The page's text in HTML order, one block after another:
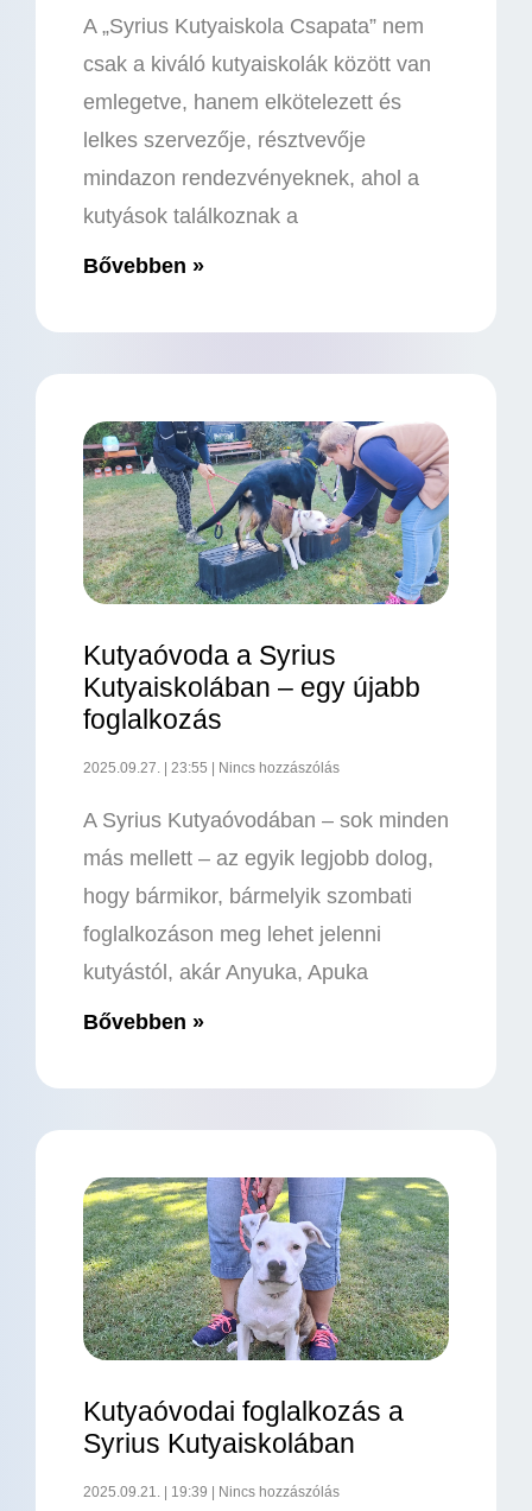
A „Syrius Kutyaiskola Csapata” nem
csak a kiváló kutyaiskolák között van
emlegetve, hanem elkötelezett és
lelkes szervezője, résztvevője
mindazon rendezvényeknek, ahol a
kutyások találkoznak a
Bővebben »
Kutyaóvoda a Syrius
Kutyaiskolában – egy újabb
foglalkozás
2025.09.27. 23:55 Nincs hozzászólás
A Syrius Kutyaóvodában – sok minden
más mellett – az egyik legjobb dolog,
hogy bármikor, bármelyik szombati
foglalkozáson meg lehet jelenni
kutyástól, akár Anyuka, Apuka
Bővebben »
Kutyaóvodai foglalkozás a
Syrius Kutyaiskolában
2025.09.21. 19:39 Nincs hozzászólás